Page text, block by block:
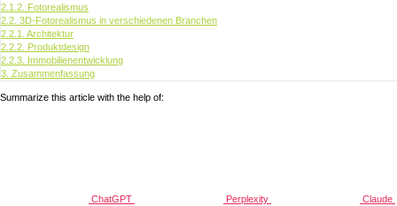
2.1.2. Fotorealismus
2.2. 3D-Fotorealismus in verschiedenen Branchen
2.2.1. Architektur
2.2.2. Produktdesign
2.2.3. Immobilienentwicklung
3. Zusammenfassung
Summarize this article with the help of:
ChatGPT Perplexity Claude